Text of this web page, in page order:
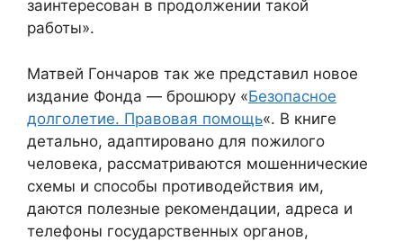
заинтересован в продолжении такой
работы».
Матвей Гончаров так же представил новое
издание Фонда — брошюру «Безопасное
долголетие. Правовая помощь«. В книге
детально, адаптировано для пожилого
человека, рассматриваются мошеннические
схемы и способы противодействия им,
даются полезные рекомендации, адреса и
телефоны государственных органов,